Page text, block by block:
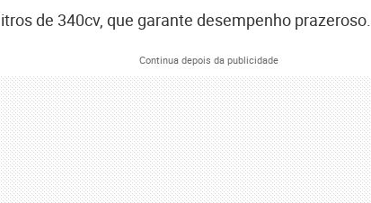
de 340cv, que garante desempenho prazeroso.
Continua depois da publicidade